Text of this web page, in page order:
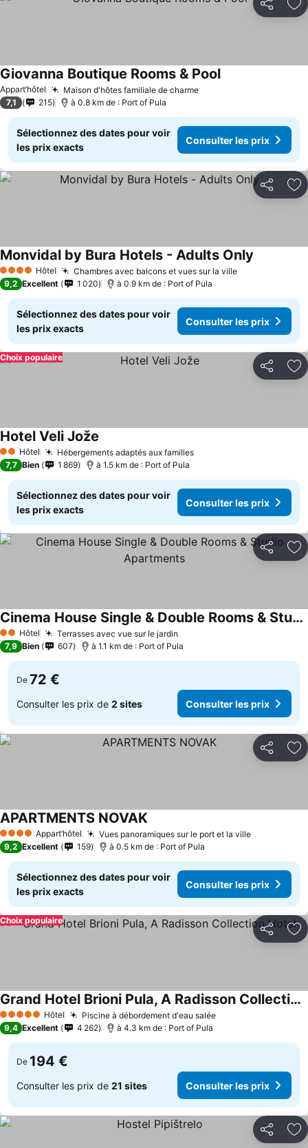
Partager
Appart’hôtel Maison d'hôtes familiale de charme
Giovanna Boutique Rooms & Pool
7,1 215 à 0.8 km de : Port of Pula
Sélectionnez des dates pour voir
les prix exacts
Consulter les prix
Partager
4 Étoiles Hôtel Chambres avec balcons et vues sur la ville
Monvidal by Bura Hotels - Adults Only
9,2 Excellent 1 020 à 0.9 km de : Port of Pula
Sélectionnez des dates pour voir
les prix exacts
Consulter les prix
Partager
Choix populaire
2 Étoiles
Hôtel Hébergements adaptés aux familles
Hotel Veli Jože
7,7 Bien 1 869 à 1.5 km de : Port of Pula
Sélectionnez des dates pour voir
les prix exacts
Consulter les prix
Partager
2 Étoiles
Hôtel Terrasses avec vue sur le jardin
Cinema House Single & Double Rooms & Studio Apartments
7,9 Bien 607 à 1.1 km de : Port of Pula
De 72 €
Consulter les prix de 2 sites Consulter les prix
Partager
4 Étoiles Appart’hôtel Vues panoramiques sur le port et la ville
APARTMENTS NOVAK
9,2 Excellent 159 à 0.5 km de : Port of Pula
Sélectionnez des dates pour voir
les prix exacts
Consulter les prix
Partager
Choix populaire
5 Étoiles Hôtel Piscine à débordement d'eau salée
Grand Hotel Brioni Pula, A Radisson Collection Hotel
9,4 Excellent 4 262 à 4.3 km de : Port of Pula
De 194 €
Consulter les prix de 21 sites Consulter les prix
Partager